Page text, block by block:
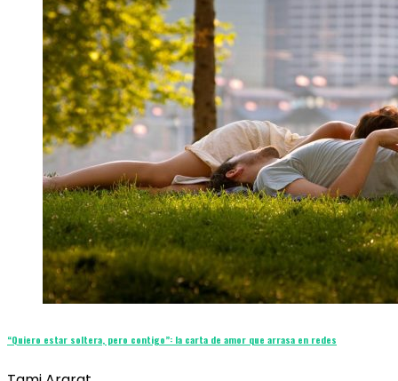
“Quiero estar soltera, pero contigo”: la carta de amor que arrasa en redes